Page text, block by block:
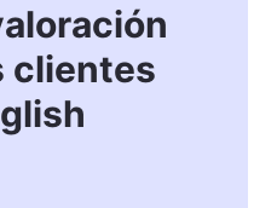
clientes